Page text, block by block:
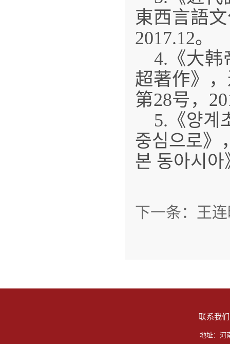
東西言語
2017.12。
4.《大韩
超著作》
第28号，
5.《양계
중심으로》
본 동아시
下一条： 王
联系我们
地址：河